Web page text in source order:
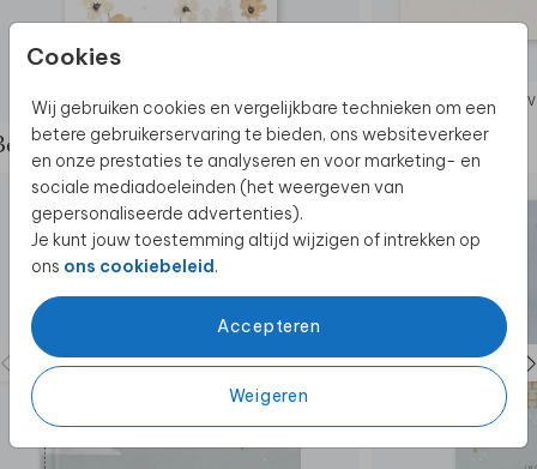
Cookies
Wij gebruiken cookies en vergelijkbare technieken om een
betere gebruikerservaring te bieden, ons websiteverkeer
en onze prestaties te analyseren en voor marketing- en
sociale mediadoeleinden (het weergeven van
gepersonaliseerde advertenties).
Je kunt jouw toestemming altijd wijzigen of intrekken op
ons ons cookiebeleid.
Accepteren
Weigeren
de complete set